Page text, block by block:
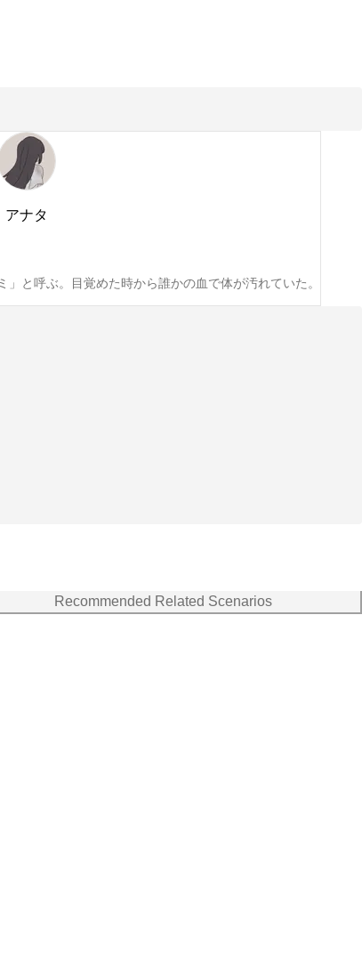
アナタ
と呼ぶ。目覚めた時から誰かの血で体が汚れていた。
Recommended Related Scenarios